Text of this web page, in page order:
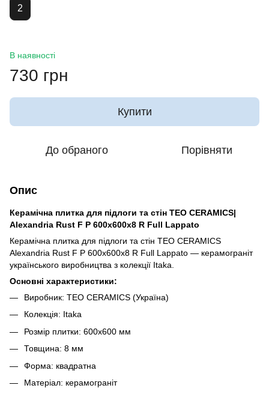
2
В наявності
730 грн
Купити
До обраного Порівняти
Опис
Керамічна плитка для підлоги та стін TEO CERAMICS|
Alexandria Rust F P 600x600x8 R Full Lappato
Керамічна плитка для підлоги та стін TEO CERAMICS
Alexandria Rust F P 600x600x8 R Full Lappato — керамограніт
українського виробництва з колекції Itaka.
Основні характеристики:
Виробник: TEO CERAMICS (Україна)
Колекція: Itaka
Розмір плитки: 600x600 мм
Товщина: 8 мм
Форма: квадратна
Матеріал: керамограніт